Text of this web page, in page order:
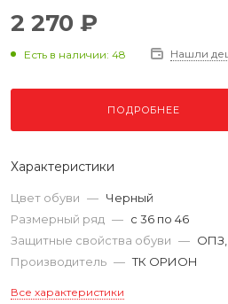
2 270 ₽
Есть в наличии: 48 Нашли
ПОДРОБНЕЕ
Характеристики
Цвет обуви — Черный
Размерный ряд — с 36 по 46
Защитные свойства обуви —
Производитель — ТК ОРИОН
Все характеристики